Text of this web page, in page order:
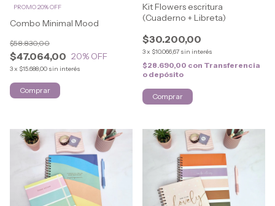
Combo Minimal Mood
$47.064,00
$58.830,00
20% OFF
3x $15.688,00 sin interés
PROMO 20% OFF
Comprar
Kit Flowers escritura
(Cuaderno + Libreta)
$30.200,00
3x $10.066,67 sin interés
$28.690,00 con Transferencia
o depósito